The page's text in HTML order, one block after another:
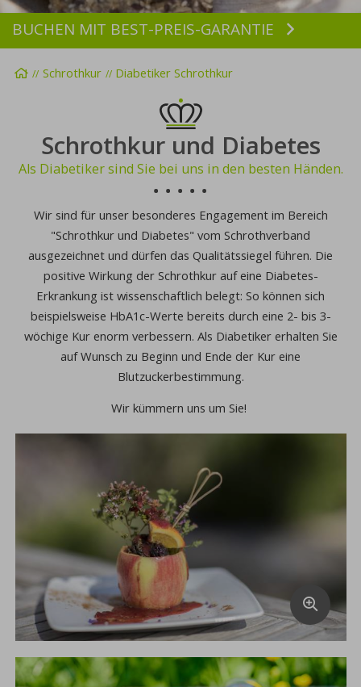
BUCHEN MIT BEST-PREIS-GARANTIE Buchen
Startseite
Schrothkur Diabetiker Schrothkur
Schrothkur und Diabetes
Als Diabetiker sind Sie bei uns in den besten Händen.
Wir sind für unser besonderes Engagement im Bereich
"Schrothkur und Diabetes" vom Schrothverband
ausgezeichnet und dürfen das Qualitätssiegel führen. Die
positive Wirkung der Schrothkur auf eine Diabetes-
Erkrankung ist wissenschaftlich belegt: So können sich
beispielsweise HbA1c-Werte bereits durch eine 2- bis 3-
wöchige Kur enorm verbessern. Als Diabetiker erhalten Sie
auf Wunsch zu Beginn und Ende der Kur eine
Blutzuckerbestimmung.
Wir kümmern uns um Sie!